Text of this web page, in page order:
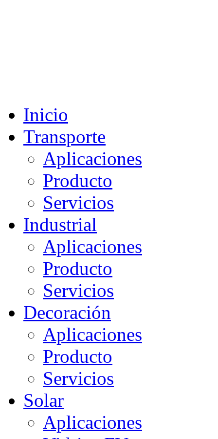
Inicio
Transporte
Aplicaciones
Producto
Servicios
Industrial
Aplicaciones
Producto
Servicios
Decoración
Aplicaciones
Producto
Servicios
Solar
Aplicaciones